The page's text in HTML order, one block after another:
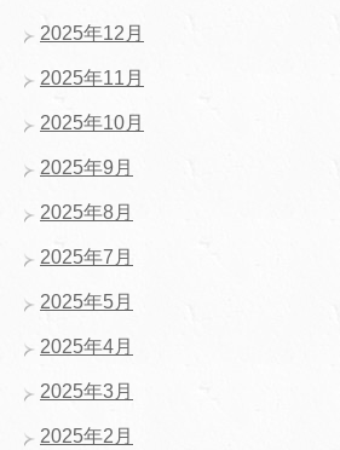
2025年12月
2025年11月
2025年10月
2025年9月
2025年8月
2025年7月
2025年5月
2025年4月
2025年3月
2025年2月